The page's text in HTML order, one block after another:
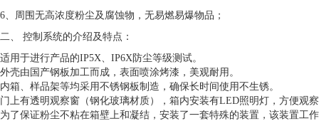
6、周围无高浓度粉尘及腐蚀物，无易燃易爆物品；
二、
控制系统的介绍及特点：
适用于进行产品的IP5X、IP6X防尘等级测试。
外壳由国产钢板加工而成，表面喷涂烤漆，美观耐用。
内箱、样品架等均采用不锈钢板制造，确保长时间使用不生锈。
门上有透明观察窗（钢化玻璃材质），箱内安装有LED照明灯，方便观
为了保证粉尘不粘在箱壁上和凝结，安装了一套特殊的装置，该装置工